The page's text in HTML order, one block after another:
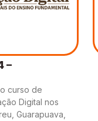
–
curso de
Digital nos
Guarapuava,